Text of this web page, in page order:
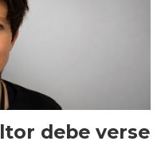
debe verse